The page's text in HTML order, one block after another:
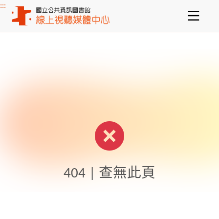
主要內容區塊
:::
404 | 查無此頁